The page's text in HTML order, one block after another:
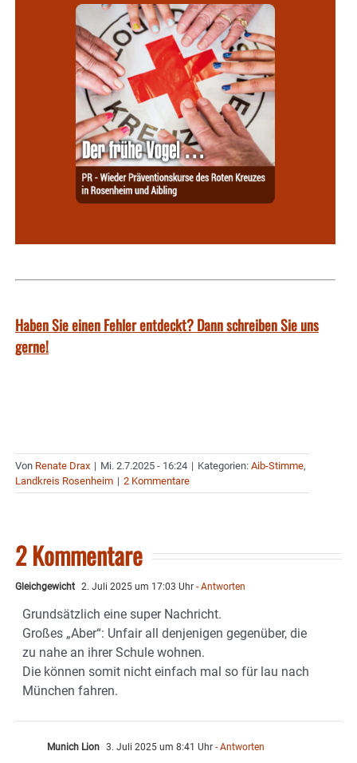
Haben Sie einen Fehler entdeckt? Dann schreiben Sie uns
gerne!
Von Renate Drax | Mi. 2.7.2025 - 16:24 | Kategorien: Aib-Stimme,
Landkreis Rosenheim | 2 Kommentare
2 Kommentare
Gleichgewicht 2. Juli 2025 um 17:03 Uhr - Antworten
Grundsätzlich eine super Nachricht.
Großes „Aber“: Unfair all denjenigen gegenüber, die
zu nahe an ihrer Schule wohnen.
Die können somit nicht einfach mal so für lau nach
München fahren.
Munich Lion 3. Juli 2025 um 8:41 Uhr - Antworten